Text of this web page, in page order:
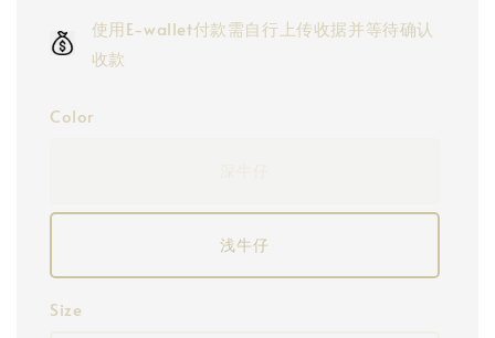
使用E-wallet付款需自行上传收据并等待确认
收款
Color
浅牛仔
Size